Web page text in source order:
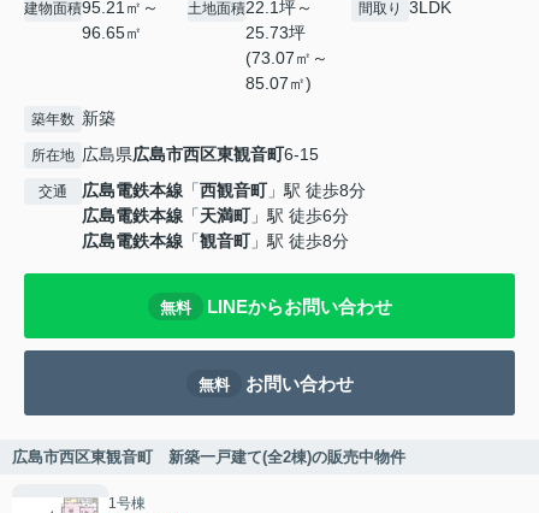
建物面積95.21㎡～
96.65㎡
土地面積22.1坪～
25.73坪
(73.07㎡～
85.07㎡)
間取り 3LDK
築年数 新築
所在地 広島県広島市西区東観音町6-15
交通 広島電鉄本線 「西観音町」駅 徒歩8分
広島電鉄本線 「天満町」駅 徒歩6分
広島電鉄本線 「観音町」駅 徒歩8分
無料 LINEからお問い合わせ
無料 お問い合わせ
広島市西区東観音町 新築一戸建て(全2棟)の販売中物件
1号棟